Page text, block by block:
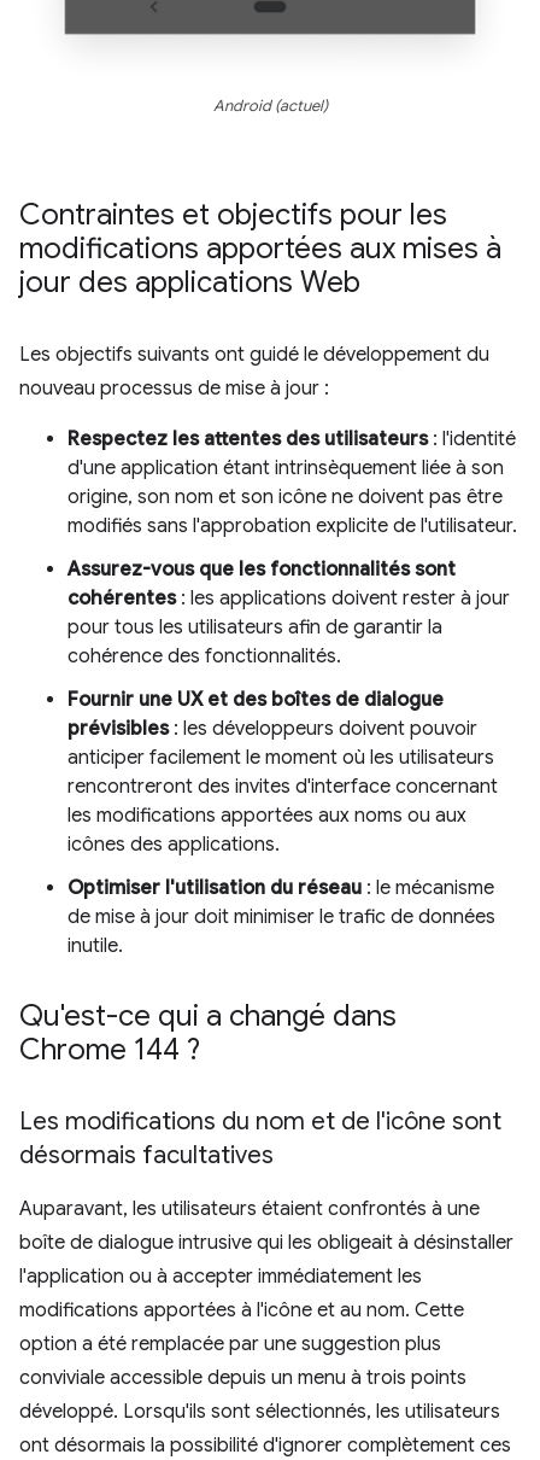
Android (actuel)
Contraintes et objectifs pour les
modifications apportées aux mises à
jour des applications Web
Les objectifs suivants ont guidé le développement du
nouveau processus de mise à jour :
Respectez les attentes des utilisateurs: l'identité
d'une application étant intrinsèquement liée à son
origine, son nom et son icône ne doivent pas être
modifiés sans l'approbation explicite de l'utilisateur.
Assurez-vous que les fonctionnalités sont
cohérentes: les applications doivent rester à jour
pour tous les utilisateurs afin de garantir la
cohérence des fonctionnalités.
Fournir une UX et des boîtes de dialogue
prévisibles: les développeurs doivent pouvoir
anticiper facilement le moment où les utilisateurs
rencontreront des invites d'interface concernant
les modifications apportées aux noms ou aux
icônes des applications.
Optimiser l'utilisation du réseau : le mécanisme
de mise à jour doit minimiser le trafic de données
inutile.
Qu'est-ce qui a changé dans
Chrome 144 ?
Les modifications du nom et de l'icône sont
désormais facultatives
Auparavant, les utilisateurs étaient confrontés à une
boîte de dialogue intrusive qui les obligeait à désinstaller
l'application ou à accepter immédiatement les
modifications apportées à l'icône et au nom. Cette
option a été remplacée par une suggestion plus
conviviale accessible depuis un menu à trois points
développé. Lorsqu'ils sont sélectionnés, les utilisateurs
ont désormais la possibilité d'ignorer complètement ces